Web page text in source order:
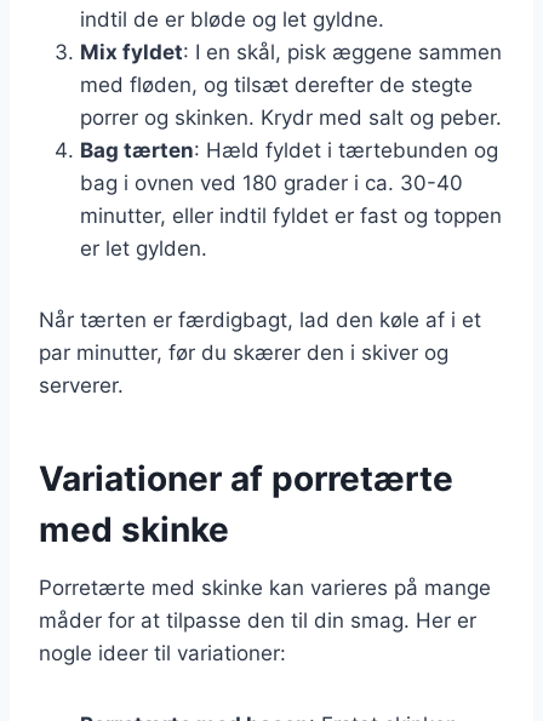
indtil de er bløde og let gyldne.
Mix fyldet: I en skål, pisk æggene sammen
med fløden, og tilsæt derefter de stegte
porrer og skinken. Krydr med salt og peber.
Bag tærten: Hæld fyldet i tærtebunden og
bag i ovnen ved 180 grader i ca. 30-40
minutter, eller indtil fyldet er fast og toppen
er let gylden.
Når tærten er færdigbagt, lad den køle af i et
par minutter, før du skærer den i skiver og
serverer.
Variationer af porretærte
med skinke
Porretærte med skinke kan varieres på mange
måder for at tilpasse den til din smag. Her er
nogle ideer til variationer: